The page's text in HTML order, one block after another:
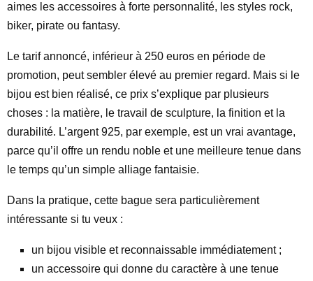
aimes les accessoires à forte personnalité, les styles rock,
biker, pirate ou fantasy.
Le tarif annoncé, inférieur à 250 euros en période de
promotion, peut sembler élevé au premier regard. Mais si le
bijou est bien réalisé, ce prix s’explique par plusieurs
choses : la matière, le travail de sculpture, la finition et la
durabilité. L’argent 925, par exemple, est un vrai avantage,
parce qu’il offre un rendu noble et une meilleure tenue dans
le temps qu’un simple alliage fantaisie.
Dans la pratique, cette bague sera particulièrement
intéressante si tu veux :
un bijou visible et reconnaissable immédiatement ;
un accessoire qui donne du caractère à une tenue